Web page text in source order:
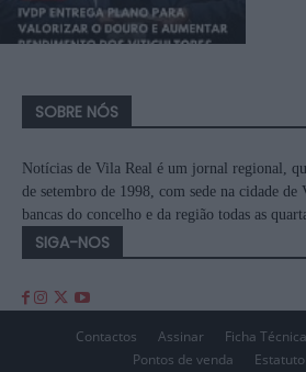
SOBRE NÓS
Notícias de Vila Real é um jornal regional,
de setembro de 1998, com sede na cidade de
bancas do concelho e da região todas as
SIGA-NOS
Contactos Assinar Ficha Técnica
Pontos de venda